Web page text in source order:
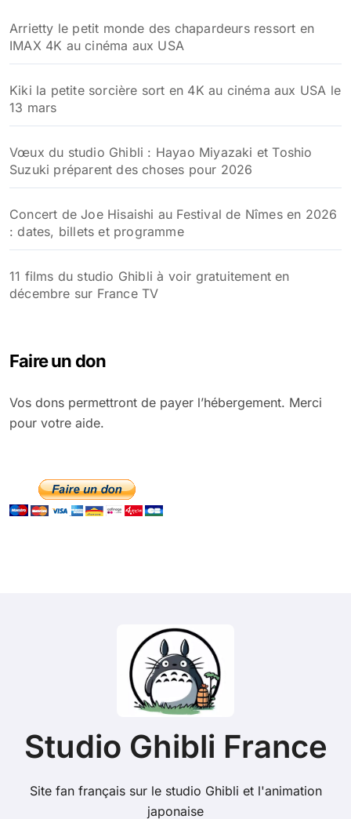
Arrietty le petit monde des chapardeurs ressort en
IMAX 4K au cinéma aux USA
Kiki la petite sorcière sort en 4K au cinéma aux USA le
13 mars
Vœux du studio Ghibli : Hayao Miyazaki et Toshio
Suzuki préparent des choses pour 2026
Concert de Joe Hisaishi au Festival de Nîmes en 2026
: dates, billets et programme
11 films du studio Ghibli à voir gratuitement en
décembre sur France TV
Faire un don
Vos dons permettront de payer l’hébergement. Merci
pour votre aide.
Studio Ghibli France
Site fan français sur le studio Ghibli et l'animation
japonaise